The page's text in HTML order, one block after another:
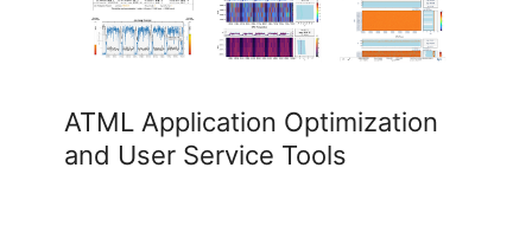
ATML Application Optimization
and User Service Tools